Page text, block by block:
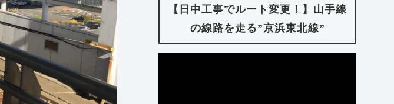
【日中工事でルート変更！】山手線
の線路を走る”京浜東北線”